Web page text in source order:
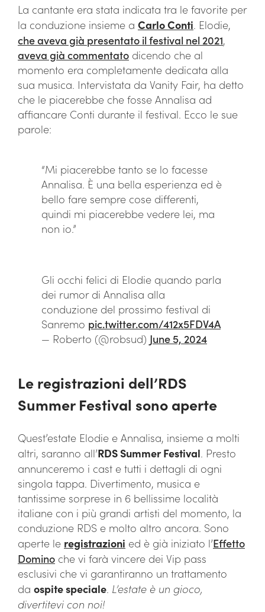
La cantante era stata indicata tra le favorite per
la conduzione insieme a Carlo Conti. Elodie,
che aveva già presentato il festival nel 2021,
aveva già commentato dicendo che al
momento era completamente dedicata alla
sua musica. Intervistata da Vanity Fair, ha detto
che le piacerebbe che fosse Annalisa ad
affiancare Conti durante il festival. Ecco le sue
parole:
“Mi piacerebbe tanto se lo facesse
Annalisa. È una bella esperienza ed è
bello fare sempre cose differenti,
quindi mi piacerebbe vedere lei, ma
non io.”
Gli occhi felici di Elodie quando parla
dei rumor di Annalisa alla
conduzione del prossimo festival di
Sanremo pic.twitter.com/412x5FDV4A
— Roberto (@robsud) June 5, 2024
Le registrazioni dell’RDS
Summer Festival sono aperte
Quest’estate Elodie e Annalisa, insieme a molti
altri, saranno all’RDS Summer Festival. Presto
annunceremo i cast e tutti i dettagli di ogni
singola tappa. Divertimento, musica e
tantissime sorprese in 6 bellissime località
italiane con i più grandi artisti del momento, la
conduzione RDS e molto altro ancora. Sono
aperte le registrazioni ed è già iniziato l’Effetto
Domino che vi farà vincere dei Vip pass
esclusivi che vi garantiranno un trattamento
da ospite speciale. L’estate è un gioco,
divertitevi con noi!